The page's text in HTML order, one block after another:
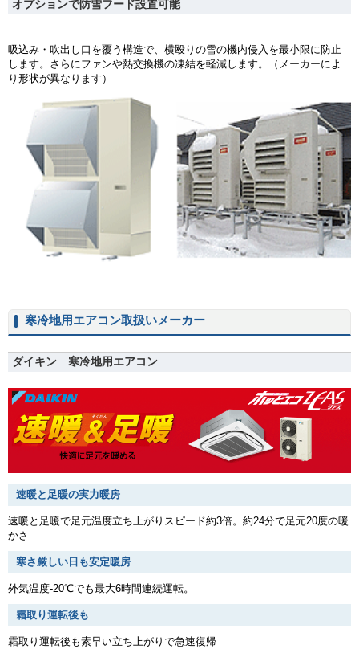
オプションで防雪フード設置可能
吸込み・吹出し口を覆う構造で、横殴りの雪の機内侵入を最小限に防止
します。さらにファンや熱交換機の凍結を軽減します。（メーカーによ
り形状が異なります）
寒冷地用エアコン取扱いメーカー
ダイキン 寒冷地用エアコン
速暖と足暖の実力暖房
速暖と足暖で足元温度立ち上がりスピード約3倍。約24分で足元20度の暖
かさ
寒さ厳しい日も安定暖房
外気温度-20℃でも最大6時間連続運転。
霜取り運転後も
霜取り運転後も素早い立ち上がりで急速復帰